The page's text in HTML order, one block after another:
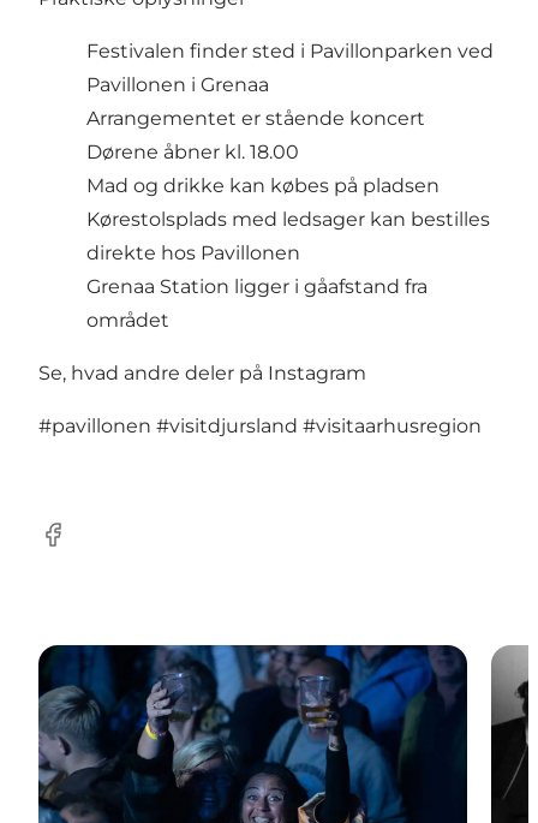
Festivalen finder sted i Pavillonparken ved
Pavillonen i Grenaa
Arrangementet er stående koncert
Dørene åbner kl. 18.00
Mad og drikke kan købes på pladsen
Kørestolsplads med ledsager kan bestilles
direkte hos Pavillonen
Grenaa Station ligger i gåafstand fra
området
Se, hvad andre deler på Instagram
#pavillonen #visitdjursland #visitaarhusregion
Facebook